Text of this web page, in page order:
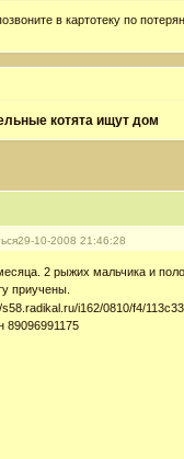
в картотеку по
котята ищут дом
29-10-2008 21:46:28
2 рыжих мальчика и
приучены.
89096991175